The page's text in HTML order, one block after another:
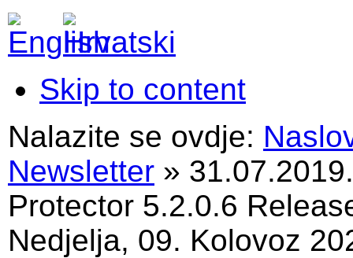
Skip to content
Nalazite se ovdje:
Newsletter »
Protector 5.2.0.6
Nedjelja, 09. Kolovoz